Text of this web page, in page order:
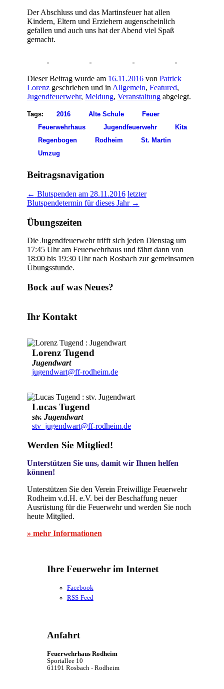
Der Abschluss und das Martinsfeuer hat allen
Kindern, Eltern und Erziehern augenscheinlich
gefallen und auch uns hat der Abend viel Spaß
gemacht.
Dieser Beitrag wurde am 16.11.2016von Patrick
Lorenzgeschrieben und in Allgemein, Featured,
Jugendfeuerwehr, Meldung, Veranstaltungabgelegt.
Tags: 2016 Alte Schule
Feuer
Feuerwehrhaus
Jugendfeuerwehr
Kita
Regenbogen
Rodheim
St. Martin
Umzug
Beitragsnavigation
← Blutspenden am 28.11.2016 letzter
Blutspendetermin für dieses Jahr →
Übungszeiten
Die Jugendfeuerwehr trifft sich jeden Dienstag um
17:45 Uhr am Feuerwehrhaus und fährt dann von
18:00 bis 19:30 Uhr nach Rosbach zur gemeinsamen
Übungsstunde.
Bock auf was Neues?
Ihr Kontakt
Lorenz Tugend
Jugendwart
jugendwart@ff-rodheim.de
Lucas Tugend
stv. Jugendwart
stv_jugendwart@ff-rodheim.de
Werden Sie Mitglied!
Unterstützen Sie uns, damit wir Ihnen helfen
können!
Unterstützen Sie den Verein Freiwillige Feuerwehr
Rodheim v.d.H. e.V. bei der Beschaffung neuer
Ausrüstung für die Feuerwehr und werden Sie noch
heute Mitglied.
» mehr Informationen
Ihre Feuerwehr im Internet
Facebook
RSS-Feed
Anfahrt
Feuerwehrhaus Rodheim
Sportallee 10
61191 Rosbach - Rodheim